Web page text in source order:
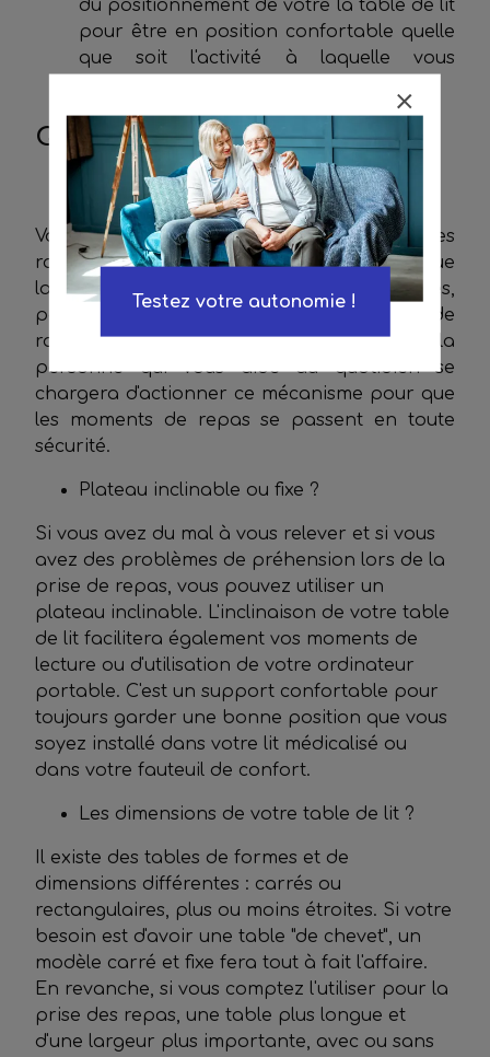
du positionnement de votre la table de lit
pour être en position confortable quelle
que soit l'activité à laquelle vous
Quel type de table choisir ?
Roulettes ou sans roulettes ?
Vous pouvez choisir une table de lit avec des
roulettes, elle sera plus facile à déplacer que
la fixe mais peut être moins stable. Certaines,
pour plus de stabilité, sont équipées de
roulettes à frein. Votre auxiliaire de vie ou la
personne qui vous aide au quotidien se
chargera d'actionner ce mécanisme pour que
les moments de repas se passent en toute
sécurité.
Plateau inclinable ou fixe ?
Si vous avez du mal à vous relever et si vous
avez des problèmes de préhension lors de la
prise de repas, vous pouvez utiliser un
plateau inclinable. L'inclinaison de votre table
de lit facilitera également vos moments de
lecture ou d'utilisation de votre ordinateur
portable. C'est un support confortable pour
toujours garder une bonne position que vous
soyez installé dans votre lit médicalisé ou
dans votre fauteuil de confort.
Les dimensions de votre table de lit ?
Il existe des tables de formes et de
dimensions différentes : carrés ou
rectangulaires, plus ou moins étroites. Si votre
besoin est d'avoir une table "de chevet", un
modèle carré et fixe fera tout à fait l'affaire.
En revanche, si vous comptez l'utiliser pour la
prise des repas, une table plus longue et
d'une largeur plus importante, avec ou sans
Testez votre autonomie !